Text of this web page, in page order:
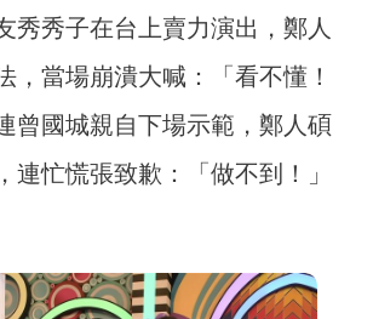
秀秀子在台上賣力演出，鄭人
，當場崩潰大喊：「看不懂！
曾國城親自下場示範，鄭人碩
連忙慌張致歉：「做不到！」